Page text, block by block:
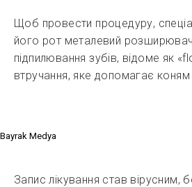
Щоб провести процедуру,
його рот металевий
підпилювання зубів, відоме як
втручання, яке допомагає
Bayrak Medya
Запис лікування став вірусним,